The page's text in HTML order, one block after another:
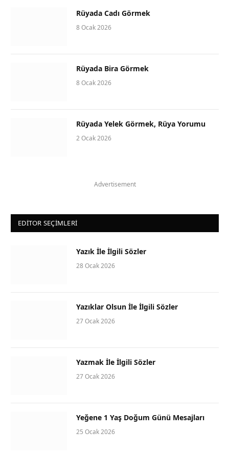
Rüyada Cadı Görmek
8 Ocak 2026
Rüyada Bira Görmek
8 Ocak 2026
Rüyada Yelek Görmek, Rüya Yorumu
2 Ocak 2026
Advertisement
EDITOR SEÇIMLERI
Yazık İle İlgili Sözler
28 Ocak 2026
Yazıklar Olsun İle İlgili Sözler
27 Ocak 2026
Yazmak İle İlgili Sözler
27 Ocak 2026
Yeğene 1 Yaş Doğum Günü Mesajları
25 Ocak 2026